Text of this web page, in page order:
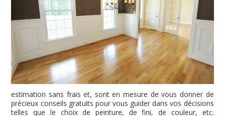
estimation sans frais et, sont en mesure de vous donner de
précieux conseils gratuits pour vous guider dans vos décisions
telles que le choix de peinture, de fini, de couleur, etc.